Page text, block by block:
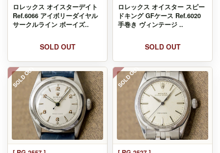
ロレックス オイスターデイト
Ref.6066 アイボリーダイヤル
サークルライン ボーイズ..
SOLD OUT
ロレックス オイスター スピー
ドキング GFケース Ref.6020
手巻き ヴィンテージ ..
SOLD OUT
SOLD OUT SOLD OUT